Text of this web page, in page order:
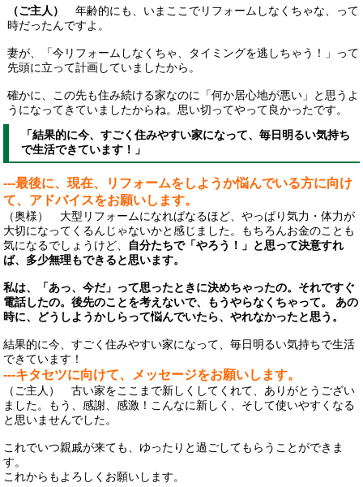
（ご主人） 年齢的にも、いまここでリフォームしなくちゃな、って
時だったんですよ。
妻が、「今リフォームしなくちゃ、タイミングを逃しちゃう！」って
先頭に立って計画していましたから。
確かに、この先も住み続ける家なのに「何か居心地が悪い」と思うよ
うになってきていましたからね。思い切ってやって良かったです。
「結果的に今、すごく住みやすい家になって、毎日明るい気持ち
で生活できています！」
---最後に、現在、リフォームをしようか悩んでいる方に向け
て、アドバイスをお願いします。
（奥様） 大型リフォームになればなるほど、やっぱり気力・体力が
大切になってくるんじゃないかと感じました。もちろんお金のことも
気になるでしょうけど、 自分たちで「やろう！」と思って決意すれ
ば、多少無理もできると思います。
私は、「あっ、今だ」って思ったときに決めちゃったの。それですぐ
電話したの。後先のことを考えないで、もうやらなくちゃって。 あの
時に、どうしようかしらって悩んでいたら、やれなかったと思う。
結果的に今、すごく住みやすい家になって、毎日明るい気持ちで生活
できています！
---キタセツに向けて、メッセージをお願いします。
（ご主人） 古い家をここまで新しくしてくれて、ありがとうござい
ました。もう、感謝、感激！こんなに新しく、そして使いやすくなる
と思いませんでした。
これでいつ親戚が来ても、ゆったりと過ごしてもらうことができま
す。
これからもよろしくお願いします。